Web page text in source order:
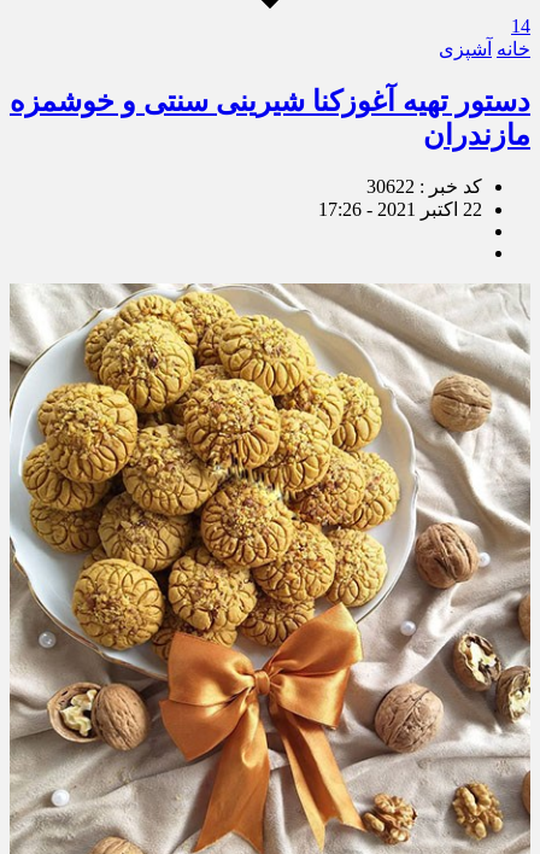
14
خانه آشپزی
دستور تهیه آغوزکنا شیرینی سنتی و خوشمزه
مازندران
کد خبر : 30622
22 اکتبر 2021 - 17:26